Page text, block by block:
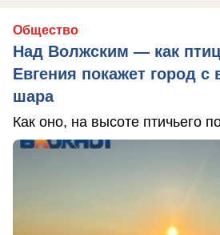
Общество
Над Волжским — как
Евгения покажет город с
шара
Как оно, на высоте птичьего